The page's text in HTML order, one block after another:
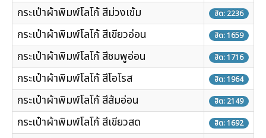
กระเป๋าผ้าพิมพ์โลโก้ สีม่วงเข้ม ฮิต: 2236
กระเป๋าผ้าพิมพ์โลโก้ สีเขียวอ่อน ฮิต: 1659
กระเป๋าผ้าพิมพ์โลโก้ สีชมพูอ่อน ฮิต: 1716
กระเป๋าผ้าพิมพ์โลโก้ สีโอโรส ฮิต: 1964
กระเป๋าผ้าพิมพ์โลโก้ สีส้มอ่อน ฮิต: 2149
กระเป๋าผ้าพิมพ์โลโก้ สีเขียวสด ฮิต: 1692